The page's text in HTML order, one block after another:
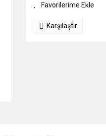
Karşılaştır